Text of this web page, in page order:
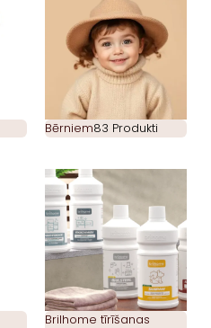
Bērniem83 Produkti
Brilhome tīrīšanas